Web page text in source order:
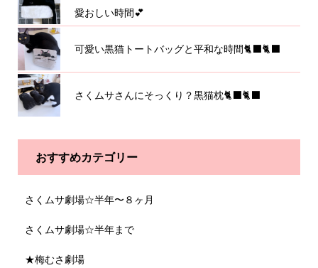
愛おしい時間💕
可愛い黒猫トートバッグと平和な時間🐈‍⬛🐈‍⬛
さくムサさんにそっくり？黒猫枕🐈‍⬛🐈‍⬛
おすすめカテゴリー
さくムサ劇場☆半年〜８ヶ月
さくムサ劇場☆半年まで
★梅むさ劇場